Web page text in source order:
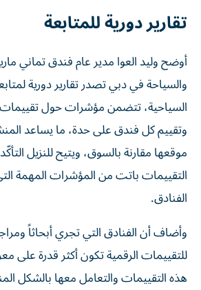
تقارير دورية للمتابعة
أوضح وليد العوا مدير عام فندق تماني
والسياحة في دبي تصدر تقارير دورية
السياحية، تتضمن مؤشرات حول تقييمات
وتقييم كل فندق على حدة، ما يساعد
موقعها مقارنة بالسوق، ويتيح للنزيل
التقييمات باتت من المؤشرات المهمة
الفنادق.
وأضاف أن الفنادق التي تجري أبحاثاً
للتقييمات الرقمية تكون أكثر قدرة على
هذه التقييمات والتعامل معها بالشكل